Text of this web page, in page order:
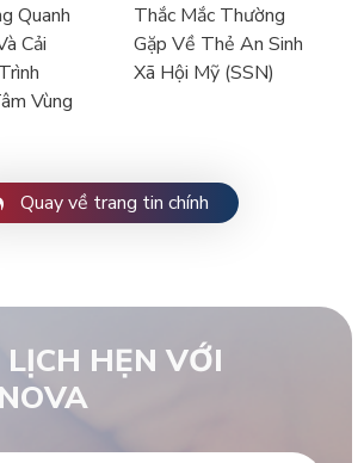
Quanh
Cải
Vùng
Thắc Mắc Thường
Gặp Về Thẻ An Sinh
Xã Hội Mỹ (SSN)
Quay về trang tin chính
HẸN VỚI